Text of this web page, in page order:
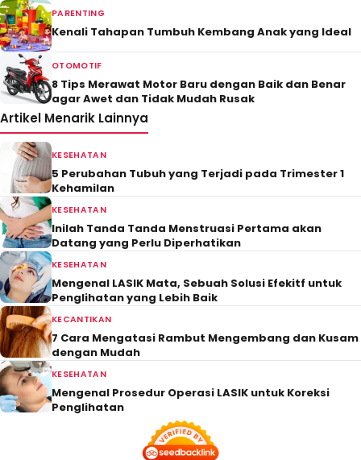
PARENTING
Kenali Tahapan Tumbuh Kembang Anak yang Ideal
OTOMOTIF
8 Tips Merawat Motor Baru dengan Baik dan Benar
agar Awet dan Tidak Mudah Rusak
Artikel Menarik Lainnya
KESEHATAN
5 Perubahan Tubuh yang Terjadi pada Trimester 1
Kehamilan
KESEHATAN
Inilah Tanda Tanda Menstruasi Pertama akan
Datang yang Perlu Diperhatikan
KESEHATAN
Mengenal LASIK Mata, Sebuah Solusi Efekitf untuk
Penglihatan yang Lebih Baik
KECANTIKAN
7 Cara Mengatasi Rambut Mengembang dan Kusam
dengan Mudah
KESEHATAN
Mengenal Prosedur Operasi LASIK untuk Koreksi
Penglihatan